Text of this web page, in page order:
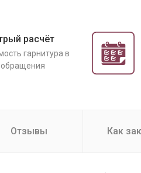
расчёт
гарнитура в
Отзывы Как